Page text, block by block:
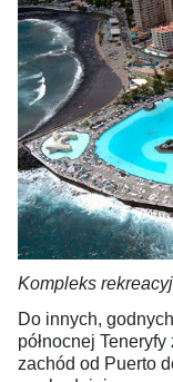
Kompleks
Do innych,
północnej
zachód od Puerto